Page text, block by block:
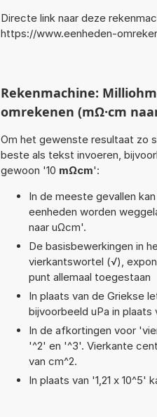
Directe link naar deze
https://www.eenheden-
Rekenmachine:
omrekenen (mΩ·cm
Om het gewenste resultaat zo
beste als tekst invoeren,
gewoon '10 mΩcm':
In de meeste gevallen
eenheden worden
naar uΩcm'.
De basisbewerkingen in
vierkantswortel (√),
punt allemaal toegestaan
In plaats van de Griekse
bijvoorbeeld uPa in plaats
In de afkortingen voor
'^2' en '^3'. Vierkante
van cm^2.
In plaats van '1,21 x